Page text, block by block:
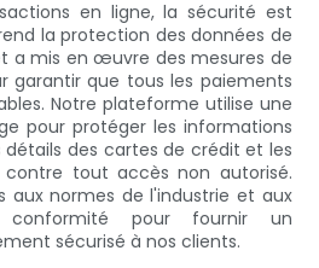
en ligne, la sécurité est
la protection des données de
a mis en œuvre des mesures de
garantir que tous les paiements
Notre plateforme utilise une
pour protéger les informations
détails des cartes de crédit et les
contre tout accès non autorisé.
aux normes de l'industrie et aux
conformité pour fournir un
sécurisé à nos clients.